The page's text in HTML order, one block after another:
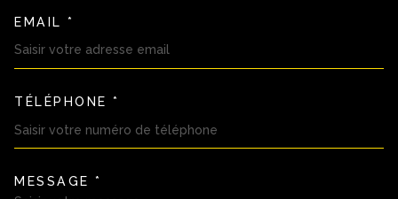
EMAIL *
TÉLÉPHONE *
MESSAGE *